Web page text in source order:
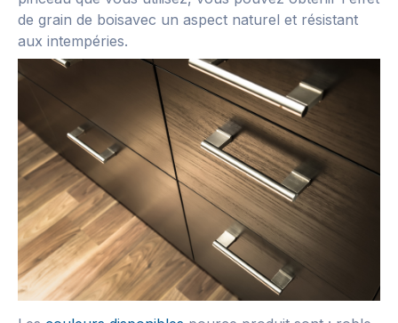
de grain de boisavec un aspect naturel et résistant
aux intempéries.